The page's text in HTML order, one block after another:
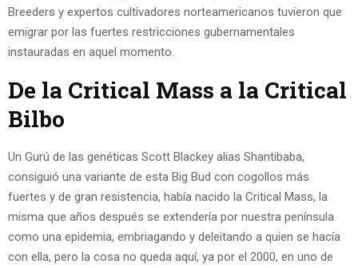
Breeders y expertos cultivadores norteamericanos tuvieron que
emigrar por las fuertes restricciones gubernamentales
instauradas en aquel momento.
De la Critical Mass a la Critical
Bilbo
Un Gurú de las genéticas Scott Blackey alias Shantibaba,
consiguió una variante de esta Big Bud con cogollos más
fuertes y de gran resistencia, había nacido la Critical Mass, la
misma que años después se extendería por nuestra península
como una epidemia, embriagando y deleitando a quien se hacía
con ella, pero la cosa no queda aquí, ya por el 2000, en uno de